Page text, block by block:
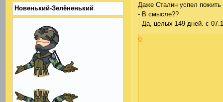
Новенький-Зелёненький
Даже Сталин успел пожить
- В смысле??
- Да, целых 149 дней. с
0